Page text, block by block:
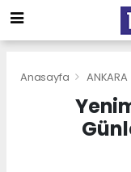
Anasayfa ANKARA